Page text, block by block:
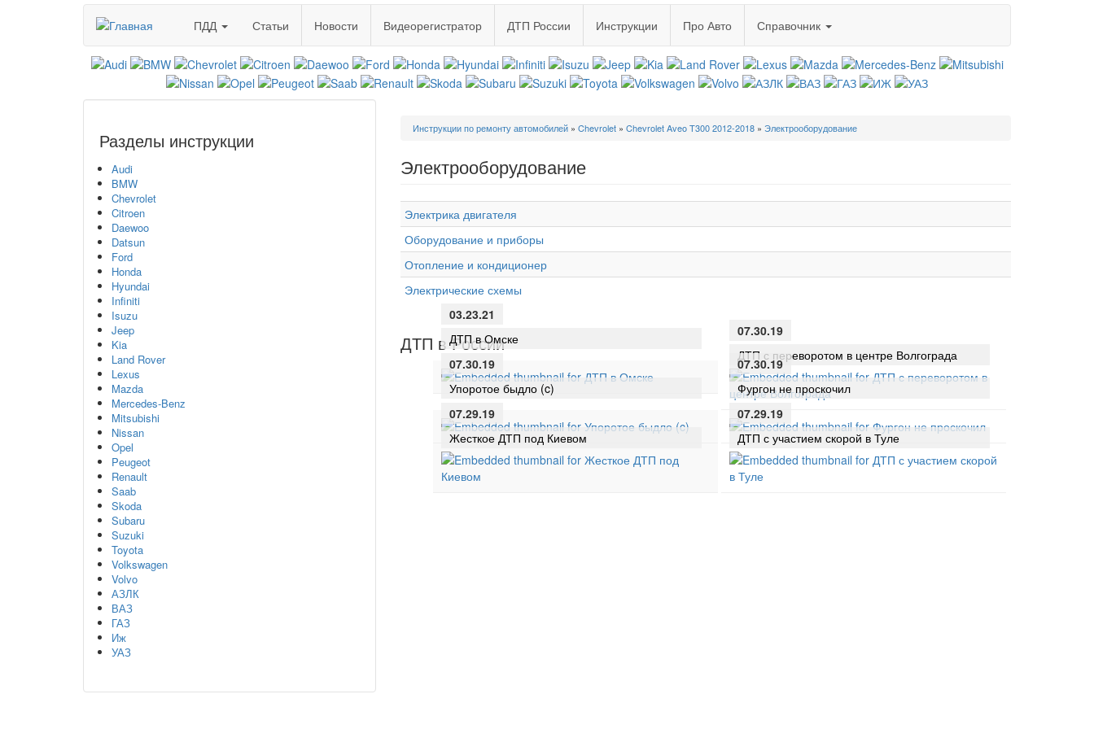
ПДД Статьи Новости Видеорегистратор ДТП России Инструкции Про Авто Справочник
Разделы инструкции
Audi
BMW
Chevrolet
Citroen
Daewoo
Datsun
Ford
Honda
Hyundai
Infiniti
Isuzu
Jeep
Kia
Land Rover
Lexus
Mazda
Mercedes-Benz
Mitsubishi
Nissan
Opel
Peugeot
Renault
Saab
Skoda
Subaru
Suzuki
Toyota
Volkswagen
Volvo
АЗЛК
ВАЗ
ГАЗ
Иж
УАЗ
Вы
Инструкции по ремонту автомобилей » Chevrolet » Chevrolet Aveo T300 2012-2018 » Электрооборудование
Электрооборудование
Электрика двигателя
Оборудование и приборы
Отопление и кондиционер
Электрические схемы
ДТП в России
03.23.21
ДТП в Омске
07.30.19
ДТП с переворотом в центре Волгограда
07.30.19
Упоротое быдло (c)
07.30.19
Фургон не проскочил
07.29.19
Жесткое ДТП под Киевом
07.29.19
ДТП с участием скорой в Туле